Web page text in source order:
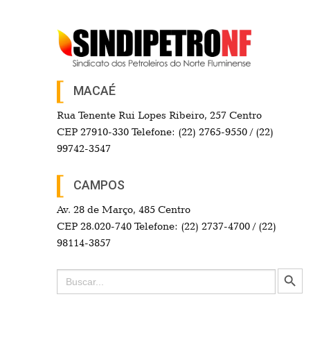
MACAÉ
Rua Tenente Rui Lopes Ribeiro, 257 Centro
CEP 27910-330 Telefone: (22) 2765-9550 / (22)
99742-3547
CAMPOS
Av. 28 de Março, 485 Centro
CEP 28.020-740 Telefone: (22) 2737-4700 / (22)
98114-3857
Search
for:
Search Button